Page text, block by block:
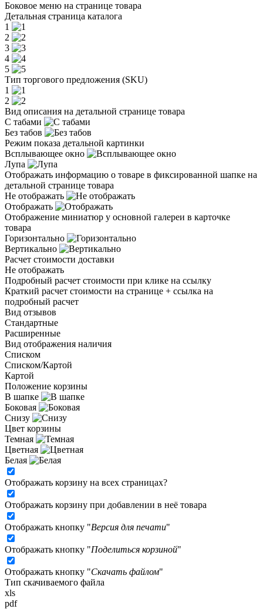
Боковое меню на странице товара
Детальная страница каталога
1
2
3
4
5
Тип торгового предложения (SKU)
1
2
Вид описания на детальной странице товара
С табами
Без табов
Режим показа детальной картинки
Всплывающее окно
Лупа
Отображать информацию о товаре в фиксированной шапке на
детальной странице товара
Не отображать
Отображать
Отображение миниатюр у основной галереи в карточке
товара
Горизонтально
Вертикально
Расчет стоимости доставки
Не отображать
Подробный расчет стоимости при клике на ссылку
Краткий расчет стоимости на странице + ссылка на
подробный расчет
Вид отзывов
Стандартные
Расширенные
Вид отображения наличия
Списком
Списком/Картой
Картой
Положение корзины
В шапке
Боковая
Снизу
Цвет корзины
Темная
Цветная
Белая
Отображать корзину на всех страницах?
Отображать корзину при добавлении в неё товара
Отображать кнопку "Версия для печати"
Отображать кнопку "Поделиться корзиной"
Отображать кнопку "Скачать файлом"
Тип скачиваемого файла
xls
pdf